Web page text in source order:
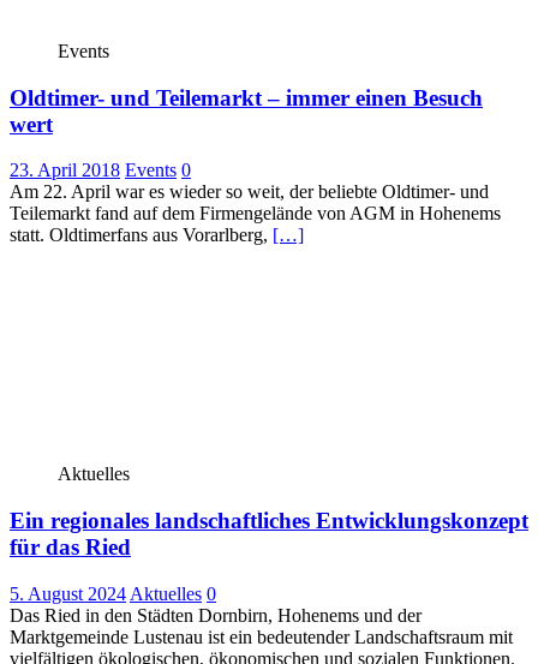
Events
Oldtimer- und Teilemarkt – immer einen Besuch
wert
23. April 2018 Events 0
Am 22. April war es wieder so weit, der beliebte Oldtimer- und
Teilemarkt fand auf dem Firmengelände von AGM in Hohenems
statt. Oldtimerfans aus Vorarlberg, […]
Aktuelles
Ein regionales landschaftliches Entwicklungskonzept
für das Ried
5. August 2024 Aktuelles 0
Das Ried in den Städten Dornbirn, Hohenems und der
Marktgemeinde Lustenau ist ein bedeutender Landschaftsraum mit
vielfältigen ökologischen, ökonomischen und sozialen Funktionen.